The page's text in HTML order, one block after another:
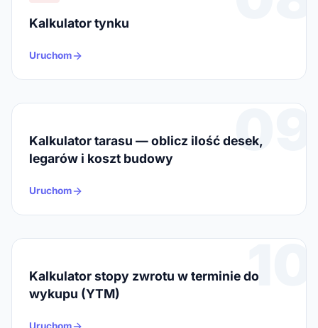
Kalkulator tynku
Uruchom
09
Kalkulator tarasu — oblicz ilość desek,
legarów i koszt budowy
Uruchom
10
Kalkulator stopy zwrotu w terminie do
wykupu (YTM)